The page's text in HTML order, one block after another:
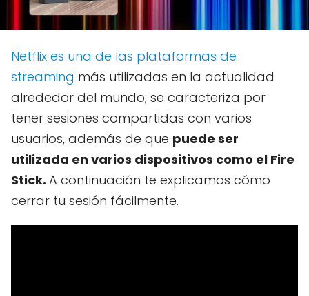
Netflix es una de las plataformas de
streaming más utilizadas en la actualidad
alrededor del mundo; se caracteriza por
tener sesiones compartidas con varios
usuarios, además de que puede ser
utilizada en varios dispositivos como el Fire
Stick. A continuación te explicamos cómo
cerrar tu sesión fácilmente.